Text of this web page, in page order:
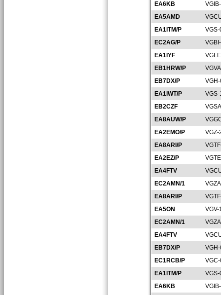
EA6KB
EA5AMD
EA1ITM/P
EC2AG/P
EA1IYF
EB1HRW/P
EB7DX/P
EA1IWT/P
EB2CZF
EA8AUW/P
EA2EMO/P
VGZ-
EA8ARI/P
EA2EZ/P
EA4FTV
EC2AMN/1
EA8ARI/P
EA5ON
VGV-
EC2AMN/1
EA4FTV
EB7DX/P
EC1RCB/P
EA1ITM/P
EA6KB